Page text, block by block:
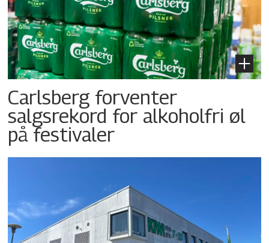
Carlsberg forventer
salgsrekord for alkoholfri øl
på festivaler